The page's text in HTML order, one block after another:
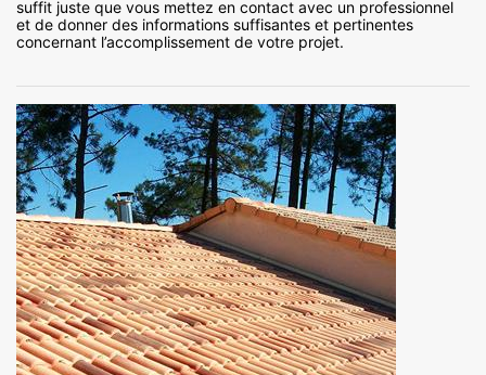
suffit juste que vous mettez en contact avec un professionnel
et de donner des informations suffisantes et pertinentes
concernant l’accomplissement de votre projet.